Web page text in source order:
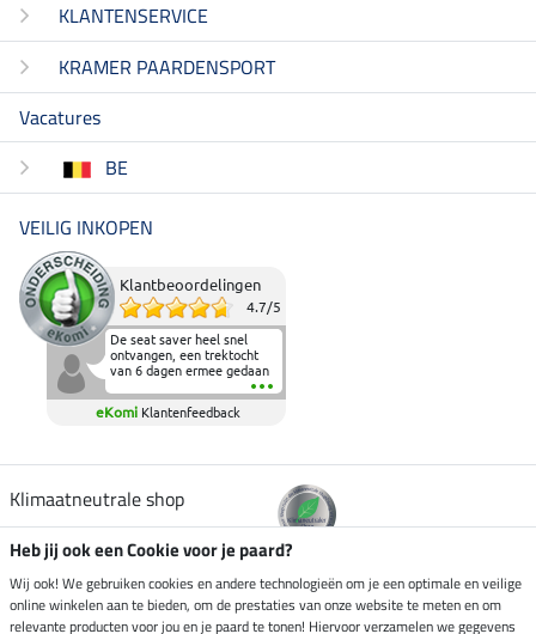
KLANTENSERVICE
KRAMER PAARDENSPORT
Vacatures
BE
VEILIG INKOPEN
Klantbeoordelingen
4.7/5
De seat saver heel snel
ontvangen, een trektocht
van 6 dagen ermee gedaan
en deze heeft de beproeving
fantastisch doorstaan.
Heerlijk zacht om op te
elkaar in het zadel.
eKomi Klantenfeedback
Klimaatneutrale shop
Verzending per
Heb jij ook een Cookie voor je paard?
Wij ook! We gebruiken cookies en andere technologieën om je een optimale en veilige
online winkelen aan te bieden, om de prestaties van onze website te meten en om
relevante producten voor jou en je paard te tonen! Hiervoor verzamelen we gegevens